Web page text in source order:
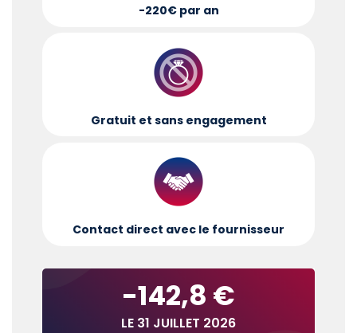
-220€ par an
Gratuit et sans engagement
Contact direct avec le fournisseur
-142,8 €
LE 31 JUILLET 2026